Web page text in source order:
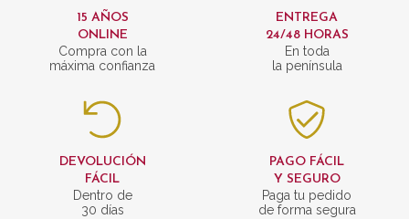
15 AÑOS
ONLINE
Compra con la
máxima confianza
ENTREGA
24/48 HORAS
En toda
la península
DEVOLUCIÓN
FÁCIL
Dentro de
30 días
PAGO FÁCIL
Y SEGURO
Paga tu pedido
de forma segura